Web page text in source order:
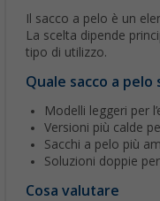
Il sacco a pelo è un
La scelta dipende
tipo di utilizzo.
Quale sacco a pelo
Modelli leggeri per
Versioni più calde
Sacchi a pelo più
Soluzioni doppie
Cosa valutare